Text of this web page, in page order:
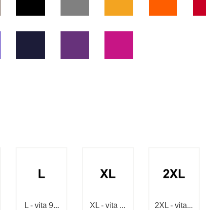
L - vita 9... XL - vita ... 2XL - vita...